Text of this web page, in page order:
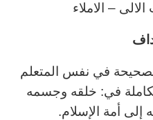
– الاملاء
في نفس المتعلم
في: خلقه وجسمه
إلى أمة الإسلام.